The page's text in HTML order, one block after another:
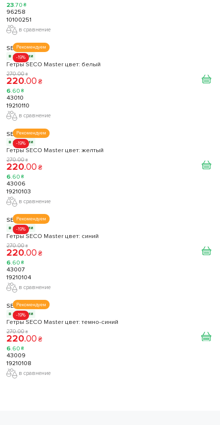
23.70 ₴
96258
10100251
в сравнение
Рекомендуем
-19%
SECO
в наличии
Гетры SECO Master цвет: белый
270.00 ₴
220.00 ₴
6.60 ₴
43010
19210110
в сравнение
Рекомендуем
-19%
SECO
в наличии
Гетры SECO Master цвет: желтый
270.00 ₴
220.00 ₴
6.60 ₴
43006
19210103
в сравнение
Рекомендуем
-19%
SECO
в наличии
Гетры SECO Master цвет: синий
270.00 ₴
220.00 ₴
6.60 ₴
43007
19210104
в сравнение
Рекомендуем
-19%
SECO
в наличии
Гетры SECO Master цвет: темно-синий
270.00 ₴
220.00 ₴
6.60 ₴
43009
19210108
в сравнение